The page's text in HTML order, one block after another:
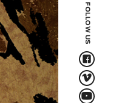
FOLLOW US
F
V
Q